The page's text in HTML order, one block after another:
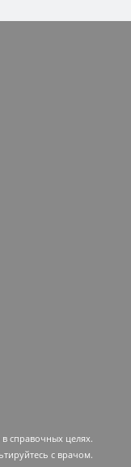
справочных целях.
c врачом.